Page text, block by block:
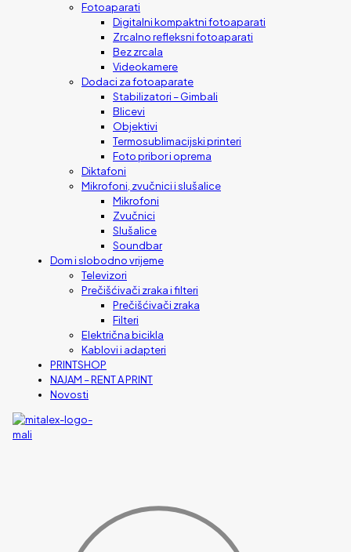
Fotoaparati
Digitalni kompaktni fotoaparati
Zrcalno refleksni fotoaparati
Bez zrcala
Videokamere
Dodaci za fotoaparate
Stabilizatori – Gimbali
Blicevi
Objektivi
Termosublimacijski printeri
Foto pribor i oprema
Diktafoni
Mikrofoni, zvučnici i slušalice
Mikrofoni
Zvučnici
Slušalice
Soundbar
Dom i slobodno vrijeme
Televizori
Prečišćivači zraka i filteri
Prečišćivači zraka
Filteri
Električna bicikla
Kablovi i adapteri
PRINTSHOP
NAJAM – RENT A PRINT
Novosti